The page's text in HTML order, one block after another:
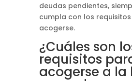
deudas pendientes,
cumpla con los
acogerse.
¿Cuáles son
requisitos
acogerse a la